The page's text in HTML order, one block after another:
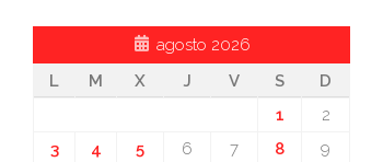
agosto 2026
L
M X J V S
D
1
2
3
4 5 6 7 8
9